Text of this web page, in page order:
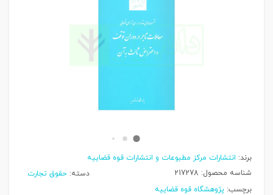
برند: انتشارات مرکز مطبوعات و انتشارات قوه قضاییه
شناسه محصول: 217278 دسته: حقوق تجارت
برچسب: پژوهشگاه قوه قضاییه